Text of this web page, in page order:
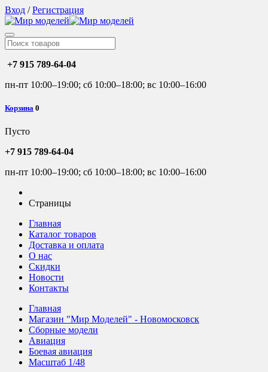
Вход /Регистрация
+7 915 789-64-04
пн-пт 10:00–19:00; сб 10:00–18:00; вс 10:00–16:00
Корзина 0
Пусто
+7 915 789-64-04
пн-пт 10:00–19:00; сб 10:00–18:00; вс 10:00–16:00
Страницы
Главная
Каталог товаров
Доставка и оплата
О нас
Скидки
Новости
Контакты
Главная
Магазин "Мир Моделей" - Новомосковск
Сборные модели
Авиация
Боевая авиация
Масштаб 1/48